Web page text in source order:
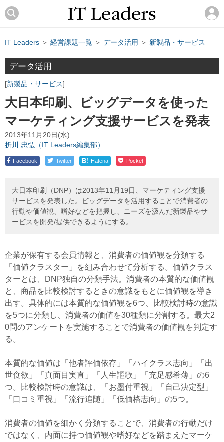
IT Leaders ＞ 経営課題一覧 ＞ データ活用 ＞ 新製品・サービス
データ活用
新製品・サービス
大日本印刷、ビッグデータを使った
マーケティング支援サービスを発表
2013年11月20日(水)
折川 忠弘（IT Leaders編集部）
Facebook Twitter ! Hatena Pocket
大日本印刷（DNP）は2013年11月19日、マーケティング支援
サービスを発表した。ビッグデータを活用することで消費者の
行動や価値観、嗜好などを把握し、ニーズを汲んだ新製品やサ
ービスを開発/提供できるようにする。
企業が保有する会員情報と、消費者の価値観を分類する
「価値クラスター」を組み合わせて分析する。価値クラス
ターとは、DNP独自の分類手法。消費者の本質的な価値観
と、商品を比較検討するときの意識をもとに価値観を導き
出す。具体的には本質的な価値観を6つ、比較検討時の意識
を5つに分類し、消費者の価値を30種類に分割する。最大2
0問のアンケートを実施することで消費者の価値観を判定す
る。
本質的な価値は「他者評価依存」「ハイクラス志向」「出
世食欲」「真面目実直」「人生謳歌」「充足感希薄」の6
つ。比較検討時の意識は、「お墨付重視」「自己決定型」
「口コミ重視」「流行追随」「低価格志向」の5つ。
消費者の価値を細かく分類することで、消費者の行動だけ
ではなく、内面に持つ価値観や嗜好などを踏まえたマーケ